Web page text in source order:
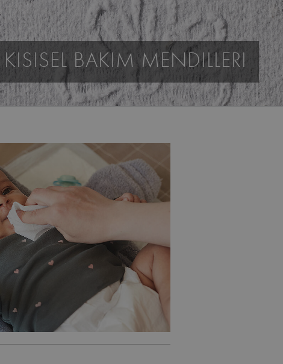
KISISEL BAKIM MENDILLERI